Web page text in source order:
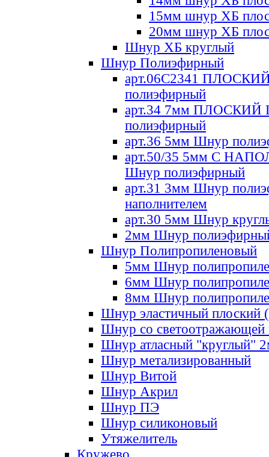
15мм шнур ХБ
20мм шнур ХБ
Шнур ХБ круглый
Шнур Полиэфирный
арт.06С2341
полиэфирный
арт.34 7мм ПЛОСКИЙ
полиэфирный
арт.36 5мм Шнур
арт.50/35 5мм С
Шнур полиэфирный
арт.31 3мм Шнур
наполнителем
арт.30 5мм Шнур
2мм Шнур
Шнур Полипропиленовый
5мм Шнур
6мм Шнур
8мм Шнур
Шнур эластичный плоский
Шнур со светоотражающей
Шнур атласный "круглый"
Шнур метализированный
Шнур Витой
Шнур Акрил
Шнур ПЭ
Шнур силиконовый
Утяжелитель